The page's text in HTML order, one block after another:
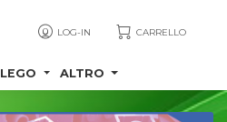
LOG-IN CARRELLO
LEGO ALTRO